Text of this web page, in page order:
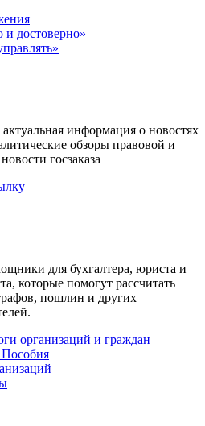
достоверно»
информация о новостях
обзоры правовой и
госзаказа
для бухгалтера, юриста и
которые помогут рассчитать
пошлин и других
организаций и граждан